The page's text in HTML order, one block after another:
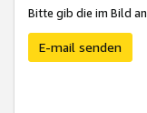
Bitte gib die im Bild
E-mail senden